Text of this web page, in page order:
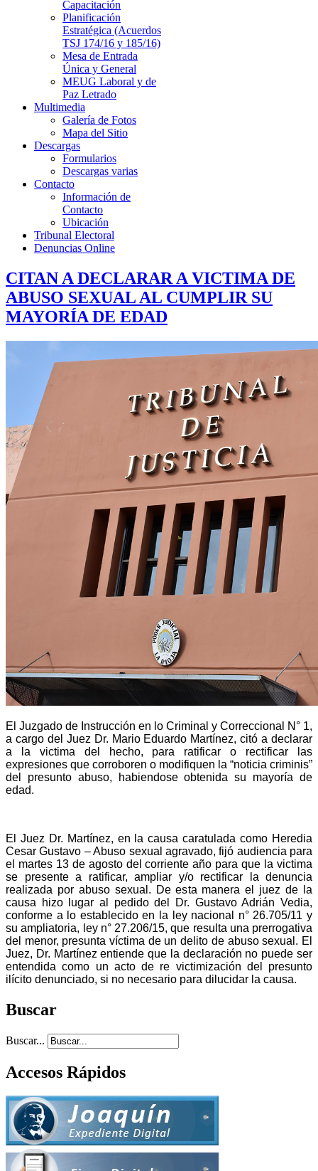
Capacitación
Planificación
Estratégica (Acuerdos
TSJ 174/16 y 185/16)
Mesa de Entrada
Única y General
MEUG Laboral y de
Paz Letrado
Multimedia
Galería de Fotos
Mapa del Sitio
Descargas
Formularios
Descargas varias
Contacto
Información de
Contacto
Ubicación
Tribunal Electoral
Denuncias Online
CITAN A DECLARAR A VICTIMA DE
ABUSO SEXUAL AL CUMPLIR SU
MAYORÍA DE EDAD
El Juzgado de Instrucción en lo Criminal y Correccional N° 1,
a cargo del Juez Dr. Mario Eduardo Martínez, citó a declarar
a la victima del hecho, para ratificar o rectificar las
expresiones que corroboren o modifiquen la “noticia criminis”
del presunto abuso, habiendose obtenida su mayoría de
edad.
El Juez Dr. Martínez, en la causa caratulada como Heredia
Cesar Gustavo – Abuso sexual agravado, fijó audiencia para
el martes 13 de agosto del corriente año para que la victima
se presente a ratificar, ampliar y/o rectificar la denuncia
realizada por abuso sexual. De esta manera el juez de la
causa hizo lugar al pedido del Dr. Gustavo Adrián Vedia,
conforme a lo establecido en la ley nacional n° 26.705/11 y
su ampliatoria, ley n° 27.206/15, que resulta una prerrogativa
del menor, presunta víctima de un delito de abuso sexual. El
Juez, Dr. Martínez entiende que la declaración no puede ser
entendida como un acto de re victimización del presunto
ilícito denunciado, si no necesario para dilucidar la causa.
Buscar
Buscar...
Accesos Rápidos